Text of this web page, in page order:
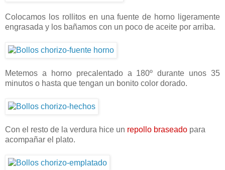
Colocamos los rollitos en una fuente de horno ligeramente
engrasada y los bañamos con un poco de aceite por arriba.
Metemos a horno precalentado a 180º durante unos 35
minutos o hasta que tengan un bonito color dorado.
Con el resto de la verdura hice un repollo braseado para
acompañar el plato.